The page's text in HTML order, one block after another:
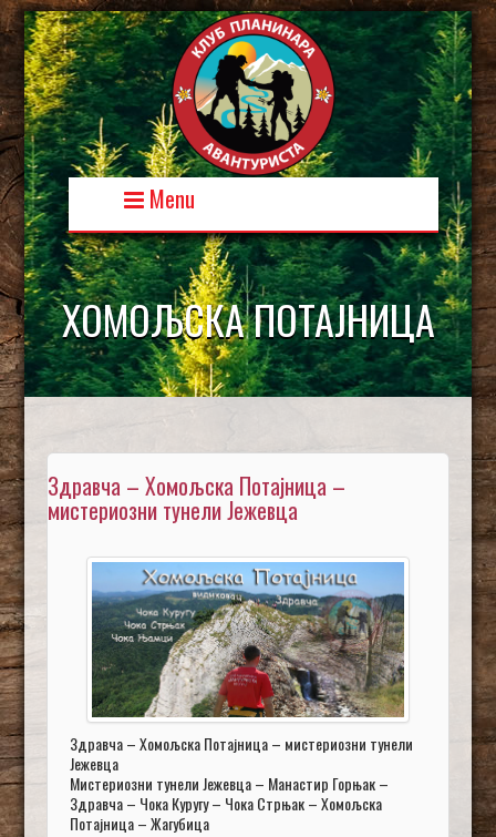
Skip
to
content
Menu
ХОМОЉСКА ПОТАЈНИЦА
Здравча – Хомољска Потајница –
мистериозни тунели Јежевца
Здравча – Хомољска Потајница – мистериозни тунели
Јежевца
Мистериозни тунели Јежевца – Манастир Горњак –
Здравча – Чока Куругу – Чока Стрњак – Хомољска
Потајница – Жагубица